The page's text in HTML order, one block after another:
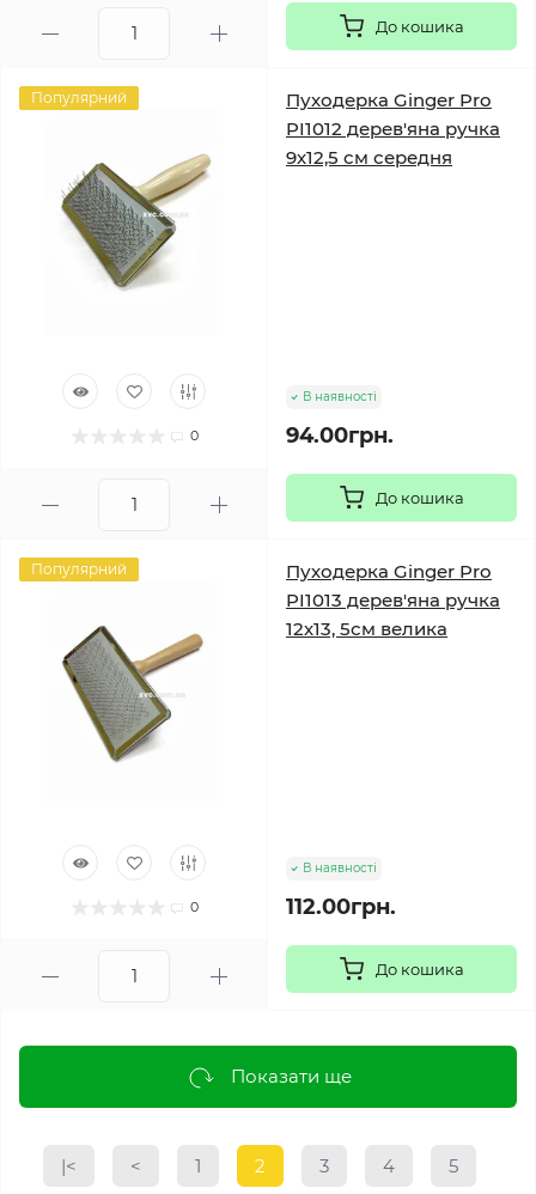
До кошика
Популярний
0
Пуходерка Ginger Pro
PI1012 дерев'яна ручка
9х12,5 см середня
В наявності
94.00грн.
До кошика
Популярний
0
Пуходерка Ginger Pro
PI1013 дерев'яна ручка
12х13, 5см велика
В наявності
112.00грн.
До кошика
Показати ще
|< < 1 2 3 4 5